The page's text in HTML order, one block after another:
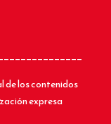
de los contenidos
expresa